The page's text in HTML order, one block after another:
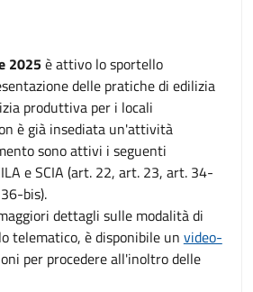
2025è attivo lo sportello
delle pratiche di edilizia
produttiva per i locali
è già insediata un'attività
sono attivi i seguenti
e SCIA (art. 22, art. 23, art. 34-
bis).
dettagli sulle modalità di
telematico, è disponibile un video-
per procedere all'inoltro delle